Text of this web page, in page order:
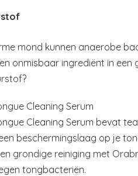
mond kunnen anaerobe
onmisbaar ingrediënt in
Cleaning Serum
Cleaning Serum bevat
beschermingslaag op je
grondige reiniging met
tongbacteriën.